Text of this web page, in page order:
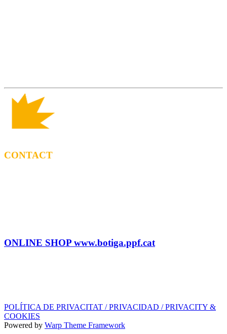
CONTACT
ONLINE SHOP www.botiga.ppf.cat
POLÍTICA DE PRIVACITAT / PRIVACIDAD / PRIVACITY &
COOKIES
Powered by Warp Theme Framework